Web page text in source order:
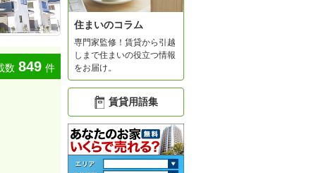
数 849 件
住まいのコラム
専門家監修！賃貸から引越
しまで住まいの役立つ情報
をお届け。
賃貸用語集